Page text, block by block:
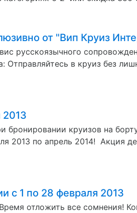
от "Вип Круиз
русскоязычного
Отправляйтесь в круиз без
2013
бронировании круизов на
2013 по апрель 2014! Акция
с 1 по 28 февраля 2013
отложить все сомнения!